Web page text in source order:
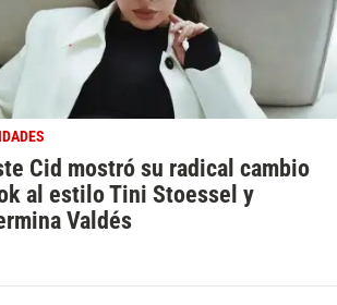
Cid mostró su radical cambio
al estilo Tini Stoessel y
Valdés